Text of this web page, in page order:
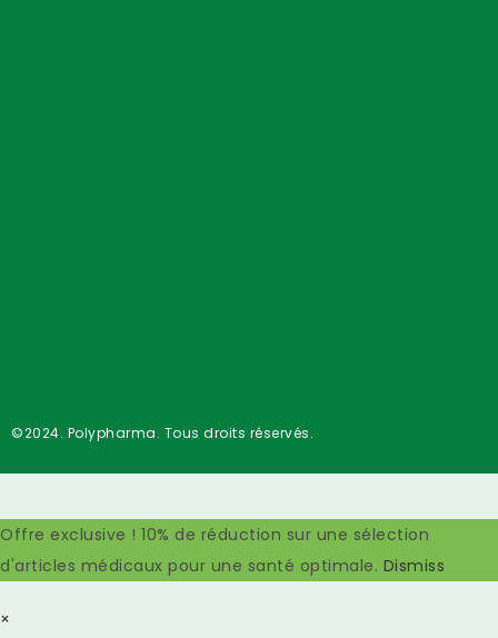
©2024. Polypharma. Tous droits réservés.
Offre exclusive ! 10% de réduction sur une sélection
d'articles médicaux pour une santé optimale. Dismiss
×